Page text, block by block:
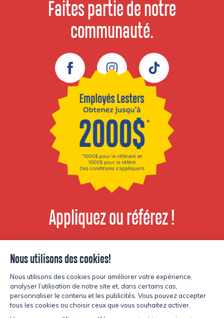
Faites partie de notre
communauté.
Facebook Instagram TikTok
Appliquez ou référez !
Voir les postes
disponibles